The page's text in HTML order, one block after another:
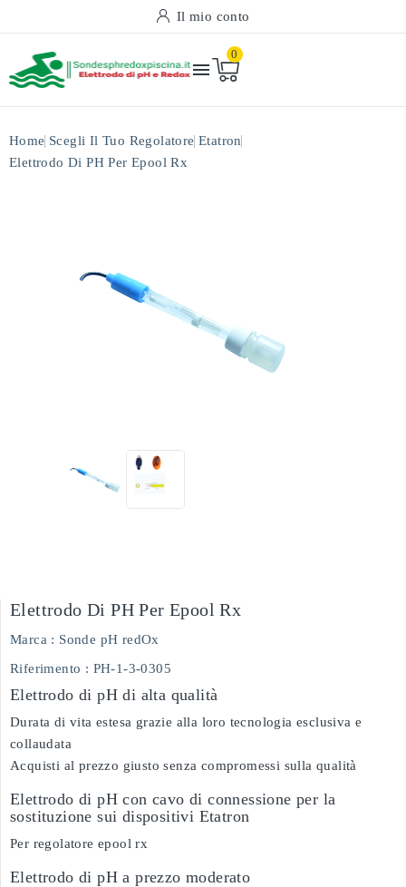
Il mio conto

0
Home Scegli Il Tuo Regolatore Etatron
Elettrodo Di PH Per Epool Rx
Elettrodo Di PH Per Epool Rx
Marca : Sonde pH redOx
Riferimento : PH-1-3-0305
Elettrodo di pH di alta qualità
Durata di vita estesa grazie alla loro tecnologia esclusiva e
collaudata
Acquisti al prezzo giusto senza compromessi sulla qualità
Elettrodo di pH con cavo di connessione per la
sostituzione sui dispositivi Etatron
Per regolatore epool rx
Elettrodo di pH a prezzo moderato